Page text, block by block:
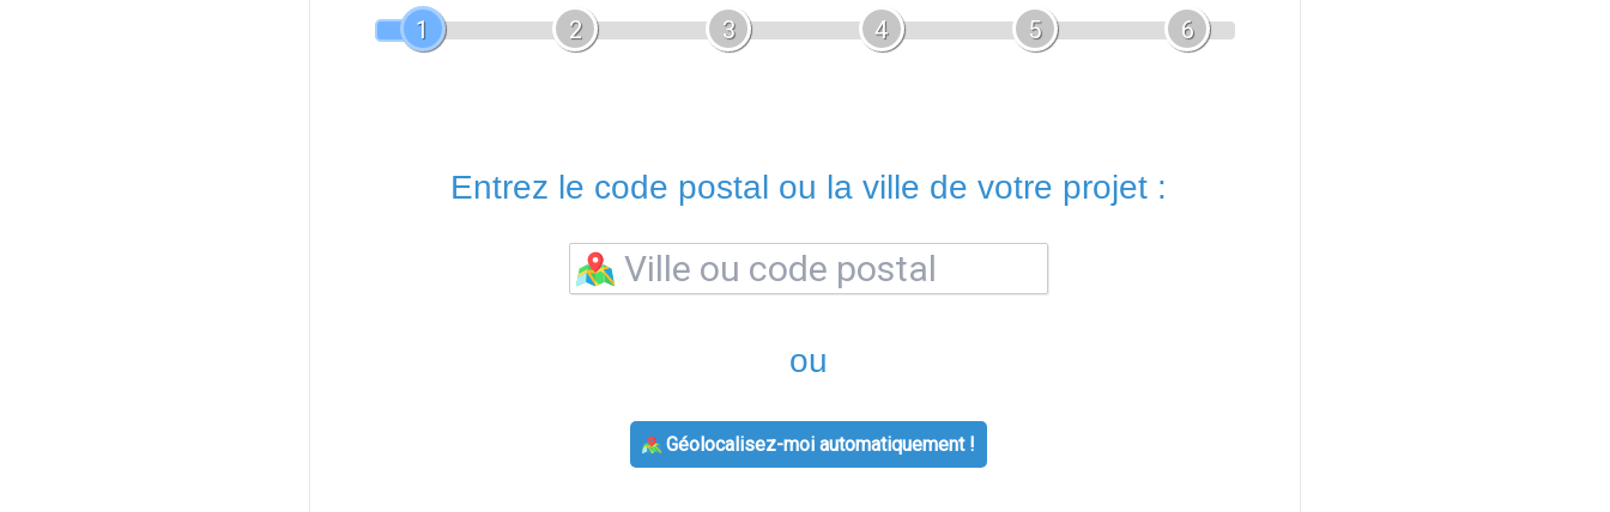
1
2 3 4 5 6
Entrez le code postal ou la ville de votre projet :
ou
Géolocalisez-moi automatiquement !